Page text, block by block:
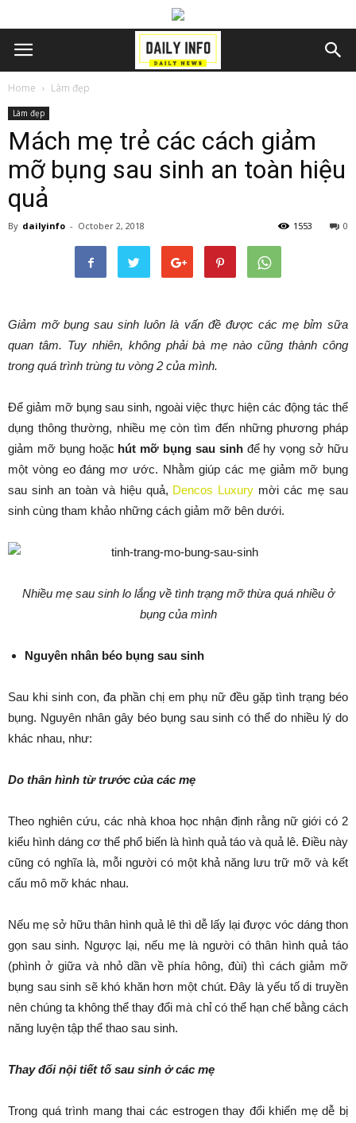
Home Làm đẹp
Làm đẹp
Mách mẹ trẻ các cách giảm
mỡ bụng sau sinh an toàn hiệu
quả
By dailyinfo - October 2, 2018 0
1553
Giảm mỡ bụng sau sinh luôn là vấn đề được các mẹ bỉm sữa
quan tâm. Tuy nhiên, không phải bà mẹ nào cũng thành công
trong quá trình trùng tu vòng 2 của mình.
Để giảm mỡ bụng sau sinh, ngoài việc thực hiện các động tác thể
dụng thông thường, nhiều mẹ còn tìm đến những phương pháp
giảm mỡ bụng hoặc hút mỡ bụng sau sinhđể hy vọng sở hữu
một vòng eo đáng mơ ước. Nhằm giúp các mẹ giảm mỡ bụng
sau sinh an toàn và hiệu quả, Dencos Luxury mời các mẹ sau
sinh cùng tham khảo những cách giảm mỡ bên dưới.
Nhiều mẹ sau sinh lo lắng về tình trạng mỡ thừa quá nhiều ở
bụng của mình
Nguyên nhân béo bụng sau sinh
Sau khi sinh con, đa phần chị em phụ nữ đều gặp tình trạng béo
bụng. Nguyên nhân gây béo bụng sau sinh có thể do nhiều lý do
khác nhau, như:
Do thân hình từ trước của các mẹ
Theo nghiên cứu, các nhà khoa học nhận định rằng nữ giới có 2
kiểu hình dáng cơ thể phổ biến là hình quả táo và quả lê. Điều này
cũng có nghĩa là, mỗi người có một khả năng lưu trữ mỡ và kết
cấu mô mỡ khác nhau.
Nếu mẹ sở hữu thân hình quả lê thì dễ lấy lại được vóc dáng thon
gọn sau sinh. Ngược lại, nếu mẹ là người có thân hình quả táo
(phình ở giữa và nhỏ dần về phía hông, đùi) thì cách giảm mỡ
bụng sau sinh sẽ khó khăn hơn một chút. Đây là yếu tố di truyền
nên chúng ta không thể thay đổi mà chỉ có thể hạn chế bằng cách
năng luyện tập thể thao sau sinh.
Thay đổi nội tiết tố sau sinh ở các mẹ
Trong quá trình mang thai các estrogen thay đổi khiến mẹ dễ bị